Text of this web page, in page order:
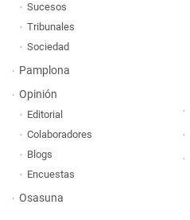
Sucesos
Tribunales
Sociedad
Pamplona
Opinión
Editorial
Colaboradores
Blogs
Encuestas
Osasuna